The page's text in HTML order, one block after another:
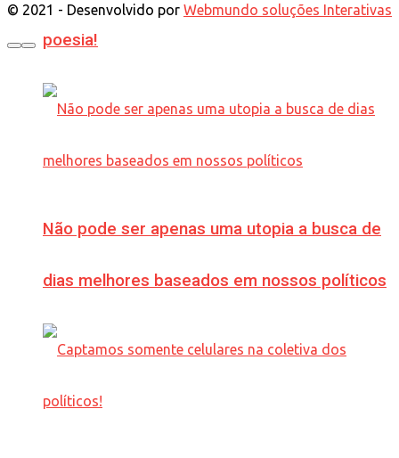
poesia!
Não pode ser apenas uma utopia a busca de
dias melhores baseados em nossos políticos
© 2021 - Desenvolvido por Webmundo soluções Interativas